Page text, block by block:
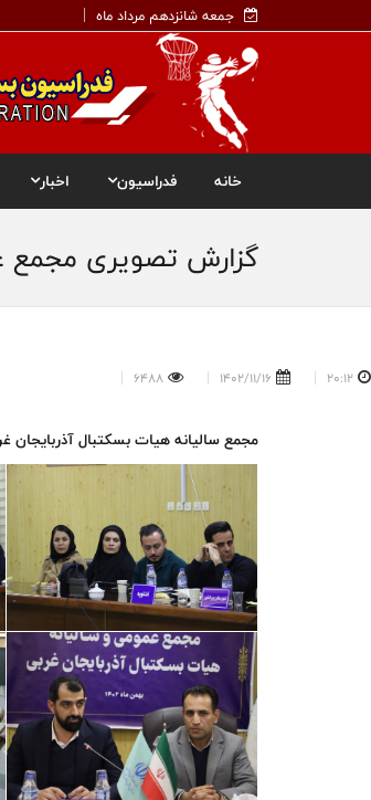
جمعه شانزدهم مرداد ماه
خانه فدراسیون اخبار
گزارش تصویری مجمع
20:12
1402/11/16
6488
مجمع ساليانه هيات بسكتبال آذربايجان